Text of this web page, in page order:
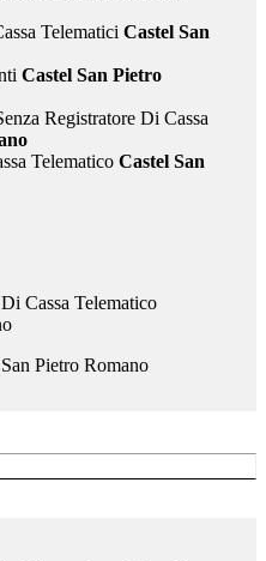
Telematici Castel San
Castel San Pietro
Registratore Di Cassa
TelematicoCastel San